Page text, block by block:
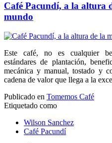
Café Pacundí, a la altura
mundo
Este café, no es cualquier
estándares de plantación,
mecánica y manual, tostado y
cadena de valor que llega a la
Publicado en Tomemos Café
Etiquetado como
Wilson Sanchez
Café Pacundí